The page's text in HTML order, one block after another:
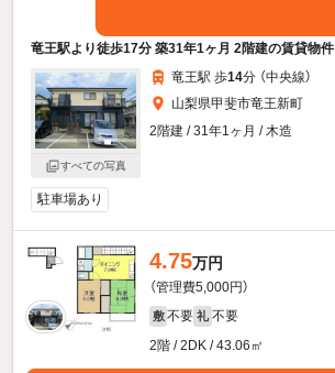
竜王駅より徒歩17分 築31年1ヶ月 2階建の賃貸物件
すべての写真
竜王駅 歩14分 （中央線）
山梨県甲斐市竜王新町
2階建 / 31年1ヶ月 / 木造
駐車場あり
4.75万円
（管理費5,000円）
敷 不要 礼 不要
2階 / 2DK / 43.06㎡